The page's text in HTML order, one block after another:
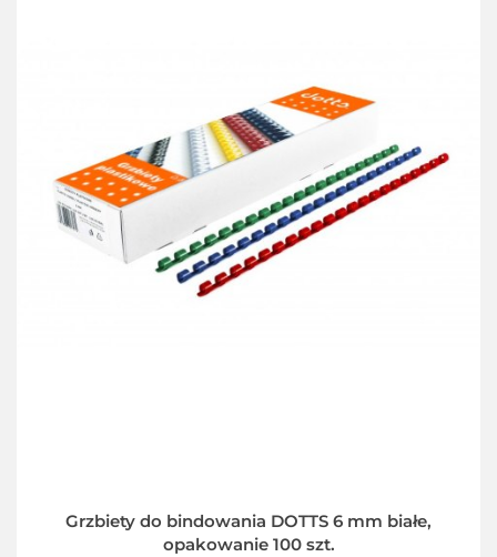
Grzbiety do bindowania DOTTS 6 mm białe,
opakowanie 100 szt.